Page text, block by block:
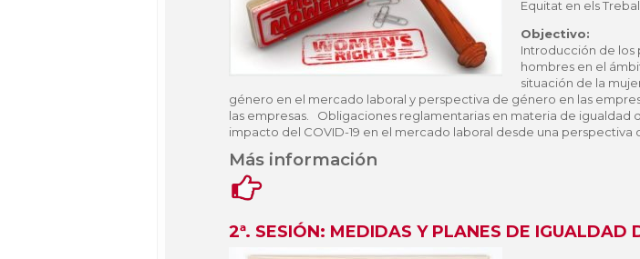
Equitat en els
Objectivo:
Introducción de los
hombres en el
situación de la
género en el mercado laboral y perspectiva de género en las
las empresas. Obligaciones reglamentarias en materia de
impacto del COVID-19 en el mercado laboral desde una perspectiva
Más información
2ª. SESIÓN: MEDIDAS Y PLANES DE IGUALDAD